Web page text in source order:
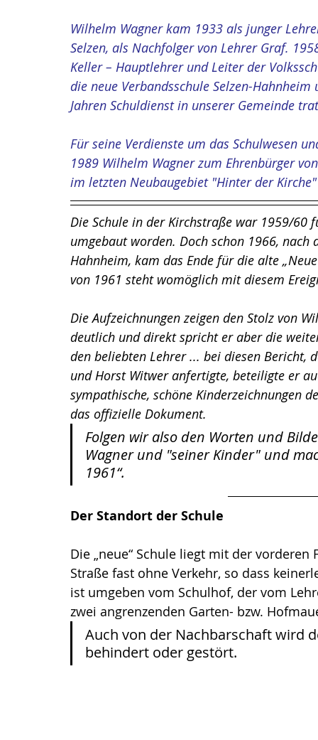
Wilhelm Wagner kam 1933 als junger
Selzen, als Nachfolger von Lehrer Graf.
Keller – Hauptlehrer und Leiter der
die neue Verbandsschule Selzen-
Jahren Schuldienst in unserer Gemeinde
Für seine Verdienste um das Schulwesen
1989 Wilhelm Wagner zum Ehrenbürger
im letzten Neubaugebiet "Hinter der
Die Schule in der Kirchstraße war 1959/
umgebaut worden. Doch schon 1966, nach
Hahnheim, kam das Ende für die alte
von 1961 steht womöglich mit diesem
Die Aufzeichnungen zeigen den Stolz von
deutlich und direkt spricht er aber die
den beliebten Lehrer ... bei diesen
und Horst Witwer anfertigte, beteiligte er
sympathische, schöne Kinderzeichnungen
das offizielle Dokument.
Folgen wir also den Worten und
Wagner und "seiner Kinder" und
1961“.
Der Standort der Schule
Die „neue“ Schule liegt mit der
Straße fast ohne Verkehr, so dass
ist umgeben vom Schulhof, der vom
zwei angrenzenden Garten- bzw.
Auch von der Nachbarschaft wird
behindert oder gestört.